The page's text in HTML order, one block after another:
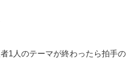
ムービー
1人のテーマが終わったら拍手の